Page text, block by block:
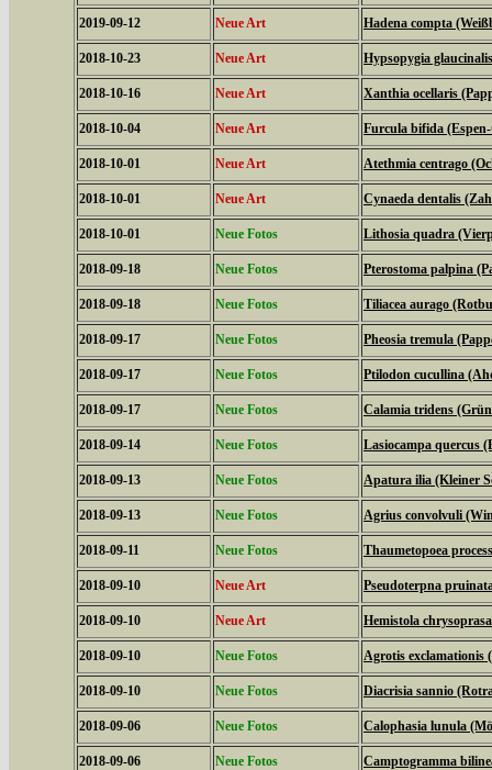
2019-09-12 Neue Art Hadena compta
2018-10-23 Neue Art Hypsopygia
2018-10-16 Neue Art Xanthia ocellaris
2018-10-04 Neue Art Furcula bifida
2018-10-01 Neue Art Atethmia centrago
2018-10-01 Neue Art Cynaeda dentalis
2018-10-01 Neue Fotos Lithosia quadra
2018-09-18 Neue Fotos Pterostoma palpina
2018-09-18 Neue Fotos Tiliacea aurago
2018-09-17 Neue Fotos Pheosia tremula
2018-09-17 Neue Fotos Ptilodon cucullina
2018-09-17 Neue Fotos Calamia tridens
2018-09-14 Neue Fotos Lasiocampa quercus
2018-09-13 Neue Fotos Apatura ilia (Kleiner
2018-09-13 Neue Fotos Agrius convolvuli
2018-09-11 Neue Fotos Thaumetopoea
2018-09-10 Neue Art Pseudoterpna
2018-09-10 Neue Art Hemistola
2018-09-10 Neue Fotos Agrotis exclamationis
2018-09-10 Neue Fotos Diacrisia sannio
2018-09-06 Neue Fotos Calophasia lunula
2018-09-06 Neue Fotos Camptogramma